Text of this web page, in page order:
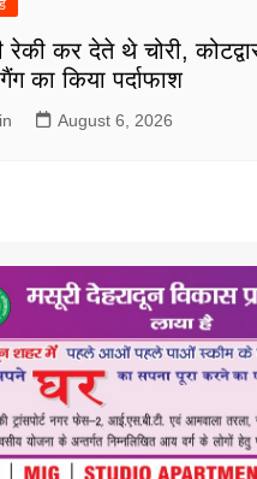
रेकी कर देते थे चोरी,
का किया पर्दाफाश
August 6, 2026